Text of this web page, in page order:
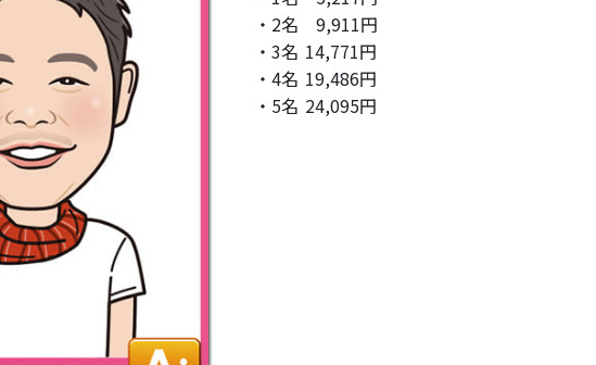
・2名
9,911円
・3名 14,771円
・4名 19,486円
・5名 24,095円